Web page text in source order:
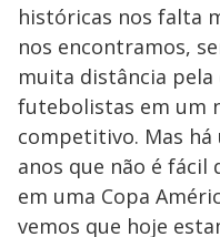
históricas nos falta
nos encontramos,
muita distância pela
futebolistas em um
competitivo. Mas há
anos que não é fácil
em uma Copa
vemos que hoje